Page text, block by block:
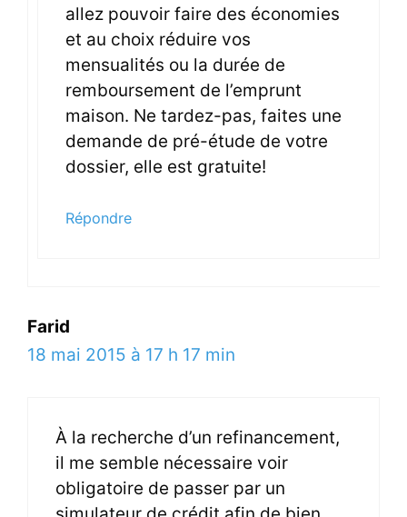
allez pouvoir faire des économies
et au choix réduire vos
mensualités ou la durée de
remboursement de l’emprunt
maison. Ne tardez-pas, faites une
demande de pré-étude de votre
dossier, elle est gratuite!
Répondre
Farid
18 mai 2015 à 17 h 17 min
À la recherche d’un refinancement,
il me semble nécessaire voir
obligatoire de passer par un